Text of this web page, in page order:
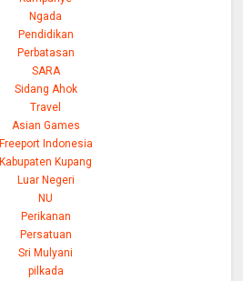
Ngada
Pendidikan
Perbatasan
SARA
Sidang Ahok
Travel
Asian Games
Freeport Indonesia
Kabupaten Kupang
Luar Negeri
NU
Perikanan
Persatuan
Sri Mulyani
pilkada